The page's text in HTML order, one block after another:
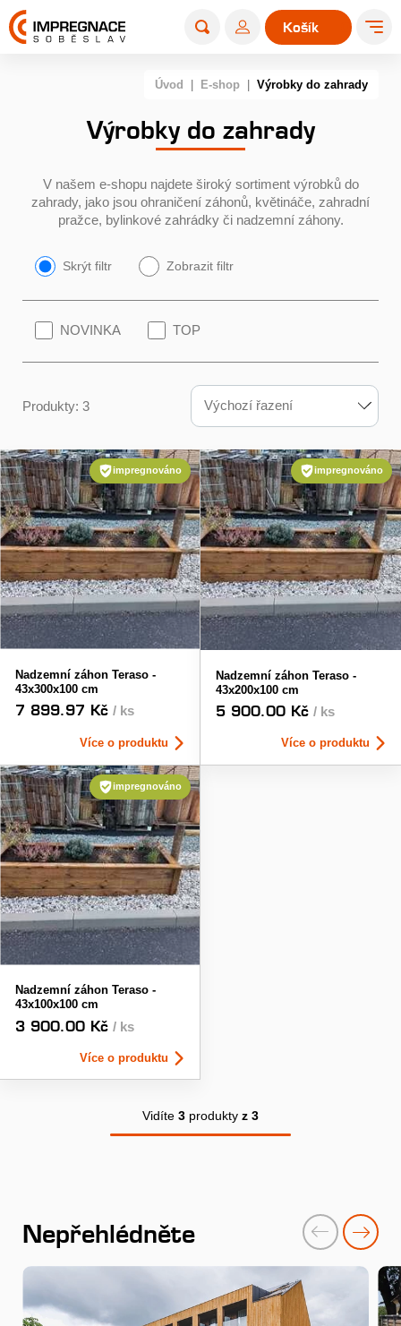
0
Košík
Úvod E-shop Výrobky do zahrady
Výrobky do zahrady
V našem e-shopu najdete široký sortiment výrobků do
zahrady, jako jsou ohraničení záhonů, květináče, zahradní
pražce, bylinkové zahrádky či nadzemní záhony.
Skrýt filtr Zobrazit filtr
Výchozí řazení
NOVINKA TOP
Produkty: 3
impregnováno
Nadzemní záhon Teraso -
43x300x100 cm
7 899.97 Kč/ ks
Více o produktu
impregnováno
Nadzemní záhon Teraso -
43x200x100 cm
5 900.00 Kč/ ks
Více o produktu
impregnováno
Nadzemní záhon Teraso -
43x100x100 cm
3 900.00 Kč/ ks
Více o produktu
Vidíte 3 produkty z 3
Nepřehlédněte